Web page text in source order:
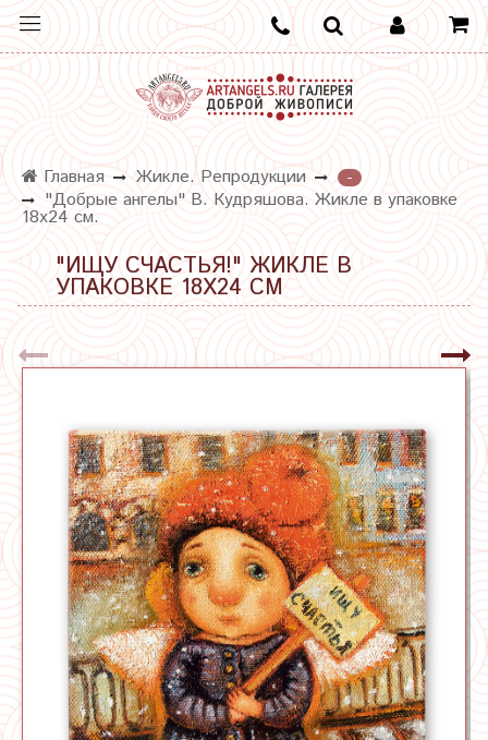
Главная Жикле. Репродукции
-
"Добрые ангелы" В. Кудряшова. Жикле в упаковке
18х24 см.
"ИЩУ СЧАСТЬЯ!" ЖИКЛЕ В
УПАКОВКЕ 18Х24 СМ